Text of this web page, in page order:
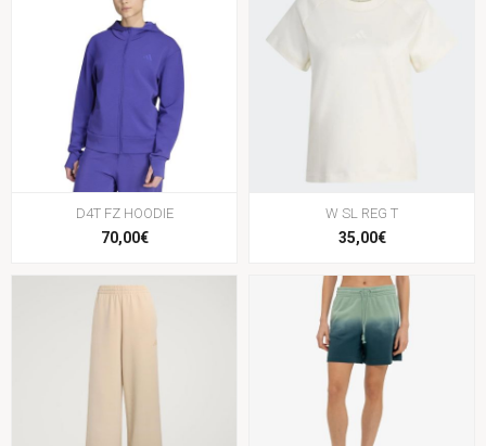
D4T FZ HOODIE
70,00€
W SL REG T
35,00€